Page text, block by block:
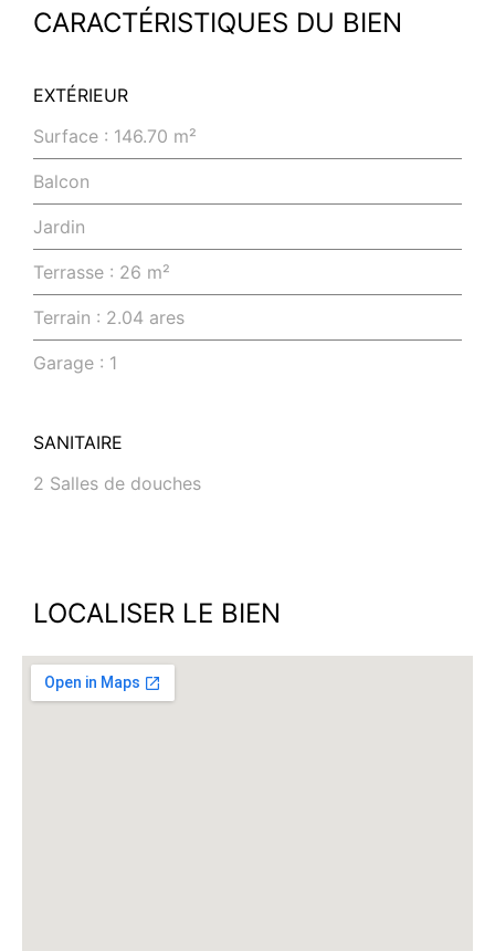
CARACTÉRISTIQUES DU BIEN
EXTÉRIEUR
Surface : 146.70 m²
Balcon
Jardin
Terrasse : 26 m²
Terrain : 2.04 ares
Garage : 1
SANITAIRE
2 Salles de douches
LOCALISER LE BIEN